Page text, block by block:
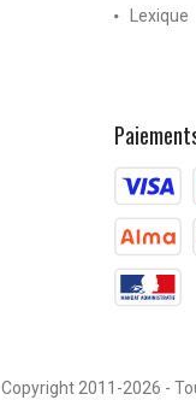
Lexique
Copyright 2011-2026 -